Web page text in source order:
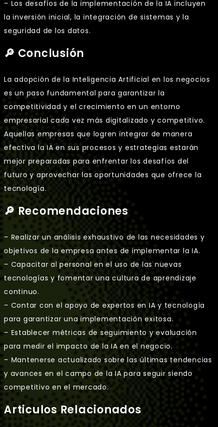
– Los desafíos de la implementación de la IA incluyen
la inversión inicial, la integración de sistemas y la
seguridad de los datos.
🔎 Conclusión
La adopción de la Inteligencia Artificial en los negocios
es un paso fundamental para garantizar la
competitividad y el crecimiento en un entorno
empresarial cada vez más digitalizado y competitivo.
Aquellas empresas que logren integrar de manera
efectiva la IA en sus procesos y estrategias estarán
mejor preparadas para enfrentar los desafíos del
futuro y aprovechar las oportunidades que ofrece la
tecnología.
🔎 Recomendaciones
– Realizar un análisis exhaustivo de las necesidades y
objetivos de la empresa antes de implementar la IA.
– Capacitar al personal en el uso de las nuevas
tecnologías y fomentar una cultura de aprendizaje
continuo.
– Contar con el apoyo de expertos en IA y tecnología
para garantizar una implementación exitosa.
– Establecer métricas de seguimiento y evaluación
para medir el impacto de la IA en el negocio.
– Mantenerse actualizado sobre las últimas tendencias
y avances en el campo de la IA para seguir siendo
competitivo en el mercado.
Articulos Relacionados